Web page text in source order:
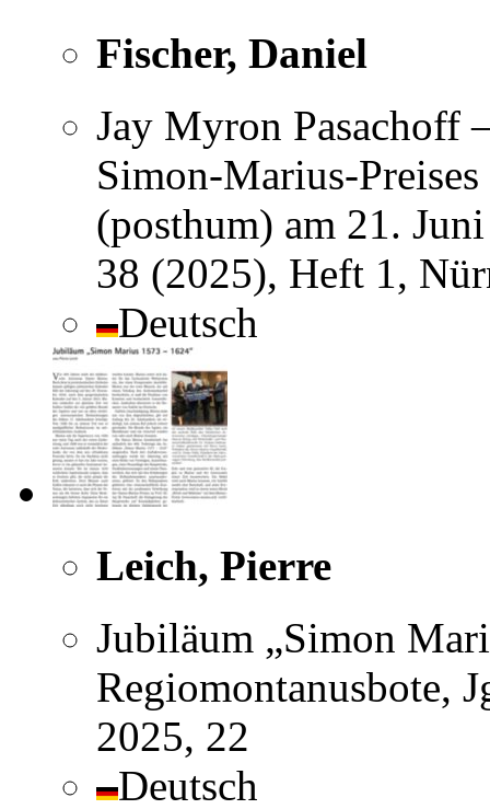
Fischer, Daniel
Jay Myron Pasachoff
Simon-Marius-
(posthum) am 21.
38 (2025), Heft 1,
Deutsch
Leich, Pierre
Jubiläum „Simon
Regiomontanusbote,
2025, 22
Deutsch